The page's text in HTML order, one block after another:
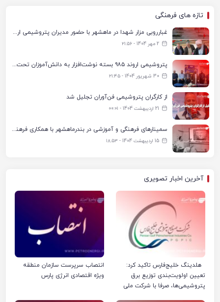
تازه های فرهنگی
غبارروبی مزار شهدا در ماهشهر با حضور مدیران پتروشیمی اروند و مسئولان شهری
2 مهر 1404 - ۲۱:۵۶
پتروشیمی اروند ۹۸۵ بسته نوشت‌افزار به دانش‌آموزان تحت پوشش کمیته امداد بندرماهشهر اهدا کرد
30 شهریور 1404 - ۲۱:۴۵
از کارگران پتروشیمی فن‌آوران تجلیل شد
21 اردیبهشت 1404 - ۰۰:۰۱
سمینارهای فرهنگی و آموزشی در بندرماهشهر با همکاری فرهنگ‌سرای پتروشیمی مارون
15 اردیبهشت 1404 - ۱۸:۵۳
آخرین اخبار تصویری
هلدینگ خلیج‌فارس تاکید کرد:
تعیین اولویت‌بندی توزیع برق
پتروشیمی‌ها، صرفا با شرکت ملی
انتصاب سرپرست سازمان منطقه
ویژه اقتصادی انرژی پارس